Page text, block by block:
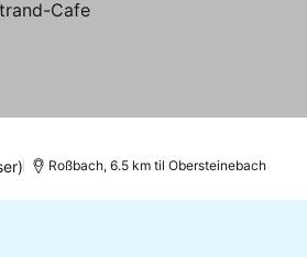
Roßbach, 6.5 km til Obersteinebach